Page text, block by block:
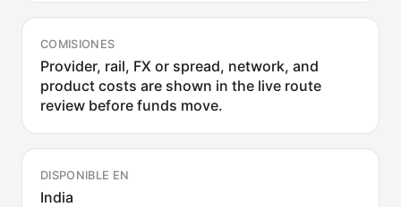
COMISIONES
Provider, rail, FX or spread, network, and
product costs are shown in the live route
review before funds move.
DISPONIBLE EN
India